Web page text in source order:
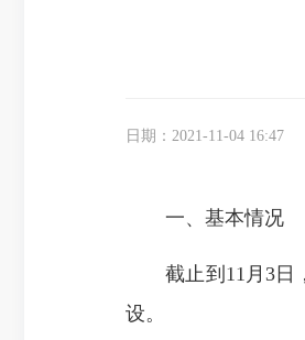
日期：2021-11-04 16:47
一、基本情况
截止到11月3日，
设。